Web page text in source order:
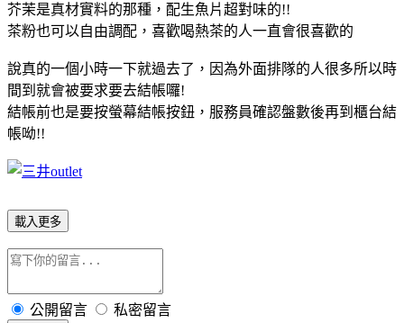
芥茉是真材實料的那種，配生魚片超對味的!!
茶粉也可以自由調配，喜歡喝熱茶的人一直會很喜歡的
說真的一個小時一下就過去了，因為外面排隊的人很多所以時
間到就會被要求要去結帳囉!
結帳前也是要按螢幕結帳按鈕，服務員確認盤數後再到櫃台結
帳呦!!
載入更多
公開留言 私密留言